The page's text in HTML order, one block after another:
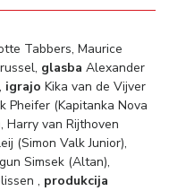
Tabbers, Maurice
glasba Alexander
igrajo Kika van de Vijver
Pheifer (Kapitanka Nova
Harry van Rijthoven
(Simon Valk Junior),
Simsek (Altan),
, produkcija